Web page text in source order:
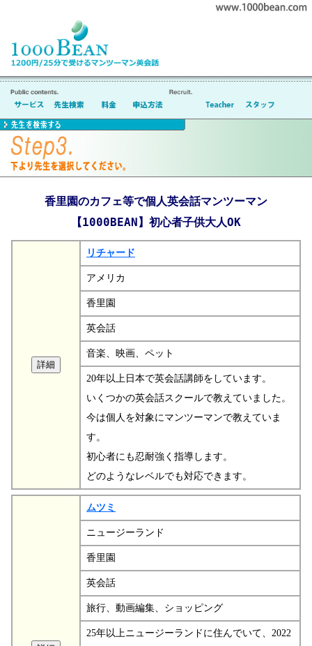
香里園のカフェ等で個人英会話マンツーマン
【1000BEAN】初心者子供大人OK
リチャード
アメリカ
香里園
英会話
音楽、映画、ペット
20年以上日本で英会話講師をしています。
いくつかの英会話スクールで教えていました。
今は個人を対象にマンツーマンで教えていま
す。
初心者にも忍耐強く指導します。
どのようなレベルでも対応できます。
ムツミ
ニュージーランド
香里園
英会話
旅行、動画編集、ショッピング
25年以上ニュージーランドに住んでいて、2022